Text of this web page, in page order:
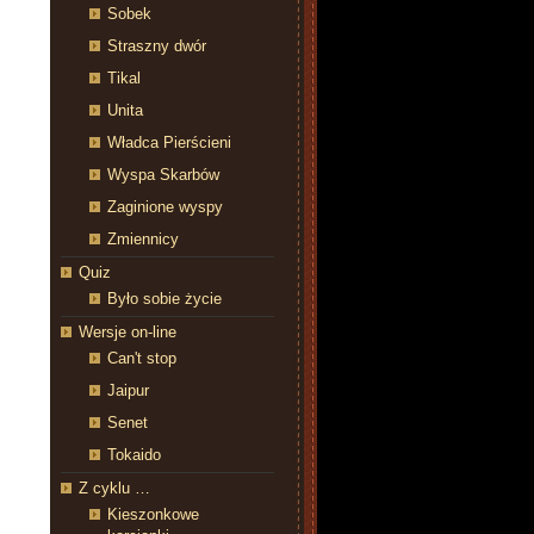
Sobek
Straszny dwór
Tikal
Unita
Władca Pierścieni
Wyspa Skarbów
Zaginione wyspy
Zmiennicy
Quiz
Było sobie życie
Wersje on-line
Can't stop
Jaipur
Senet
Tokaido
Z cyklu …
Kieszonkowe